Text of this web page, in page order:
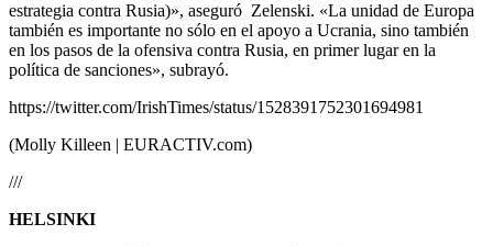
estrategia contra Rusia)», aseguró Zelenski. «La unidad de Europa
también es importante no sólo en el apoyo a Ucrania, sino también
en los pasos de la ofensiva contra Rusia, en primer lugar en la
política de sanciones», subrayó.
https://twitter.com/IrishTimes/status/1528391752301694981
(Molly Killeen | EURACTIV.com)
///
HELSINKI